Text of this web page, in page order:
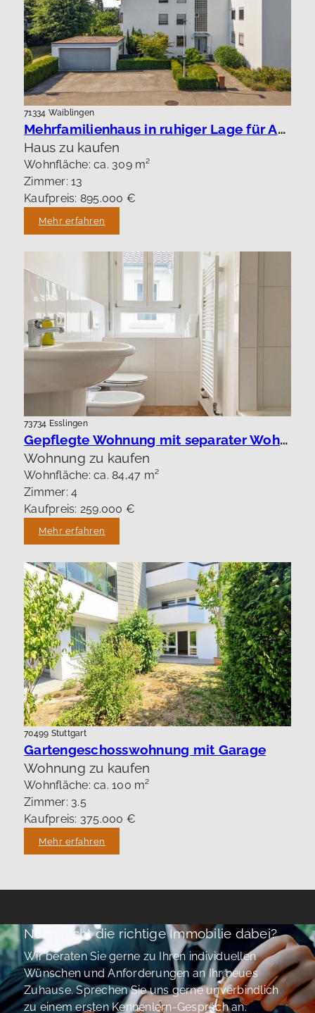
71334 Waiblingen
Mehrfamilienhaus in ruhiger Lage für Anleger oder Eigennutzung.
Haus zu kaufen
Wohnfläche: ca. 309 m²
Zimmer: 13
Kaufpreis: 895.000 €
Mehr erfahren
73734 Esslingen
Gepflegte Wohnung mit separater Wohnung !
Wohnung zu kaufen
Wohnfläche: ca. 84,47 m²
Zimmer: 4
Kaufpreis: 259.000 €
Mehr erfahren
70499 Stuttgart
Gartengeschosswohnung mit Garage
Wohnung zu kaufen
Wohnfläche: ca. 100 m²
Zimmer: 3.5
Kaufpreis: 375.000 €
Mehr erfahren
Noch nicht die richtige Immobilie dabei?
Wir beraten Sie gerne zu Ihren individuellen
Wünschen und Anforderungen an Ihr neues
Zuhause. Sprechen Sie uns gerne unverbindlich
zu einem ersten Kennenlern-Gespräch an.